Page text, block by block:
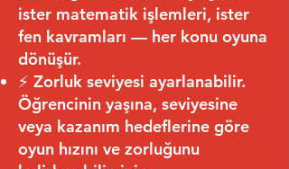
ister matematik işlemleri, ister
fen kavramları — her konu oyuna
dönüşür.
⚡ Zorluk seviyesi ayarlanabilir.
Öğrencinin yaşına, seviyesine
veya kazanım hedeflerine göre
oyun hızını ve zorluğunu